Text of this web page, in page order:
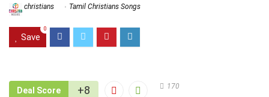
christians Tamil Christians Songs
Save
0
Deal Score +8 170